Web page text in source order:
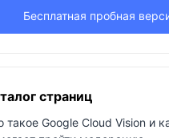
Бесплатная пробная
страниц
такое Google Cloud Vision и